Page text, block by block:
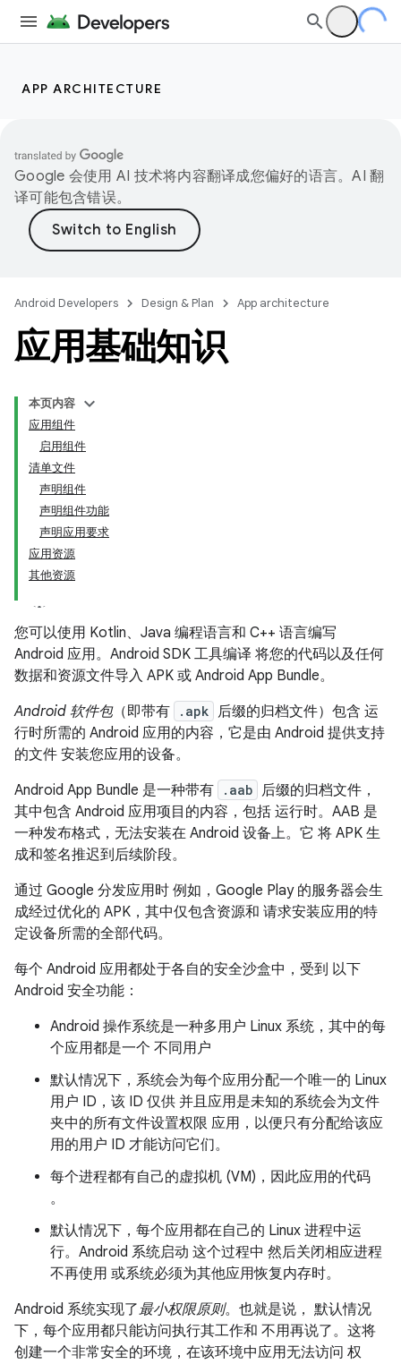
APP ARCHITECTURE
Google 会使用 AI 技术将内容翻译成您偏好的语言。AI 翻
译可能包含错误。
Android Developers Design & Plan App architecture
应用基础知识
本页内容
应用组件
启用组件
清单文件
声明组件
声明组件功能
声明应用要求
应用资源
其他资源
您可以使用 Kotlin、Java 编程语言和 C++ 语言编写
Android 应用。Android SDK 工具编译 将您的代码以及任何
数据和资源文件导入 APK 或 Android App Bundle。
Android 软件包（即带有 .apk 后缀的归档文件）包含 运
行时所需的 Android 应用的内容，它是由 Android 提供支持
的文件 安装您应用的设备。
Android App Bundle 是一种带有
.aab 后缀的归档文件，
其中包含 Android 应用项目的内容，包括 运行时。AAB 是
一种发布格式，无法安装在 Android 设备上。它 将 APK 生
成和签名推迟到后续阶段。
通过 Google 分发应用时 例如，Google Play 的服务器会生
成经过优化的 APK，其中仅包含资源和 请求安装应用的特
定设备所需的全部代码。
每个 Android 应用都处于各自的安全沙盒中，受到 以下
Android 安全功能：
Android 操作系统是一种多用户 Linux 系统，其中的每
个应用都是一个 不同用户
默认情况下，系统会为每个应用分配一个唯一的 Linux
用户 ID，该 ID 仅供 并且应用是未知的系统会为文件
夹中的所有文件设置权限 应用，以便只有分配给该应
用的用户 ID 才能访问它们。
每个进程都有自己的虚拟机 (VM)，因此应用的代码
。
默认情况下，每个应用都在自己的 Linux 进程中运
行。Android 系统启动 这个过程中 然后关闭相应进程
不再使用 或系统必须为其他应用恢复内存时。
Android 系统实现了最小权限原则。也就是说， 默认情况
下，每个应用都只能访问执行其工作和 不用再说了。这将
创建一个非常安全的环境，在该环境中应用无法访问 权